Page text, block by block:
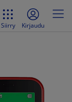
Siirry Kirjaudu